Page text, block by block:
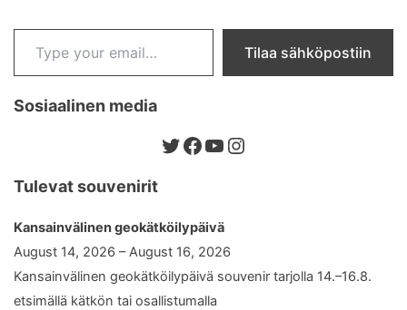
Type your email…
Tilaa sähköpostiin
Sosiaalinen media
Twitter
Facebook
YouTube
Instagram
Tulevat souvenirit
Kansainvälinen geokätköilypäivä
August 14, 2026 – August 16, 2026
Kansainvälinen geokätköilypäivä souvenir tarjolla 14.–16.8.
etsimällä kätkön tai osallistumalla